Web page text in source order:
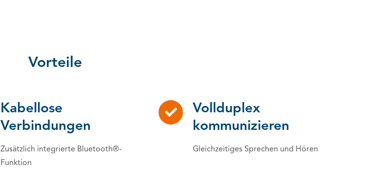
Vorteile
Kabellose
Verbindungen
Zusätzlich integrierte Bluetooth®-
Funktion
Vollduplex
kommunizieren
Gleichzeitiges Sprechen und Hören